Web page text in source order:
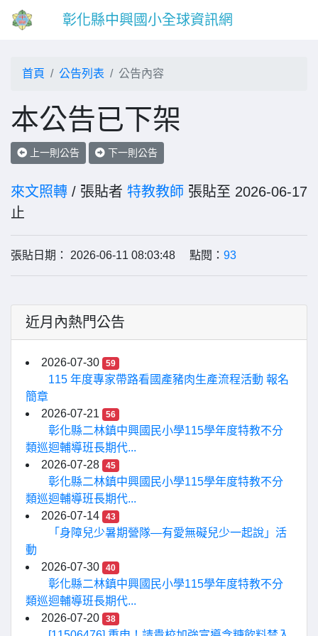
彰化縣中興國小全球資訊網
首頁 公告列表 公告內容
本公告已下架
上一則公告 下一則公告
來文照轉 / 張貼者 特教教師 張貼至 2026-06-17
止
張貼日期： 2026-06-11 08:03:48 點閱： 93
近月內熱門公告
2026-07-30 59
115 年度專家帶路看國產豬肉生產流程活動 報名
簡章
2026-07-21
56
彰化縣二林鎮中興國民小學115學年度特教不分
類巡迴輔導班長期代...
2026-07-28
45
彰化縣二林鎮中興國民小學115學年度特教不分
類巡迴輔導班長期代...
2026-07-14
43
「身障兒少暑期營隊—有愛無礙兒少一起說」活
動
2026-07-30
40
彰化縣二林鎮中興國民小學115學年度特教不分
類巡迴輔導班長期代...
2026-07-20
38